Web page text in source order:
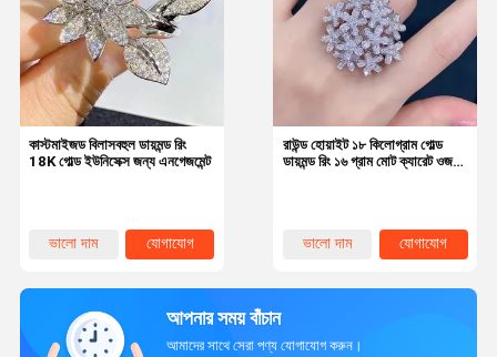
কাস্টমাইজড বিলাসবহুল ডায়মন্ড রিং
18K গোল্ড ইউনিসেক্স জন্য এনগেজমেন্ট
ভালো দাম যোগাযোগ
রাউন্ড হোয়াইট ১৮ কিলোগ্রাম গোল্ড
ডায়মন্ড রিং ১৬ গ্রাম মোট ক্যারেট ওজন
ভালো দাম যোগাযোগ
আপনার সময় বাঁচান
আমাদের সাথে সেরা পণ্য যোগাযোগ করুন।